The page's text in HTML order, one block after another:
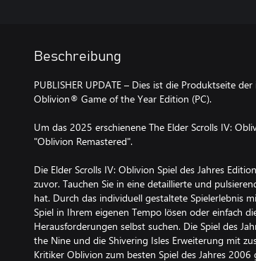
Beschreibung
PUBLISHER UPDATE – Dies ist die Produktseite
Oblivion® Game of the Year Edition (PC).
Um das 2025 erschienene The Elder Scrolls IV:
"Oblivion Remastered".
Die Elder Scrolls IV: Oblivion Spiel des Jahres
zuvor. Tauchen Sie in eine detaillierte und
hat. Durch das individuell gestaltete Spielerlebnis
Spiel in Ihrem eigenen Tempo lösen oder einfach
Herausforderungen selbst suchen. Die Spiel des
the Nine und die Shivering Isles Erweiterung mit
Kritiker Oblivion zum besten Spiel des Jahres 2006